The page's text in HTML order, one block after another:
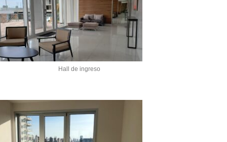
Hall de ingreso